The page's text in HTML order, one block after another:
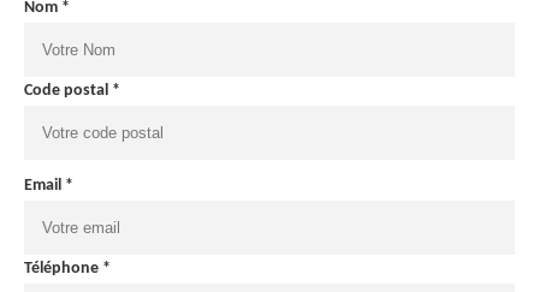
Nom *
Code postal *
Email *
Téléphone *